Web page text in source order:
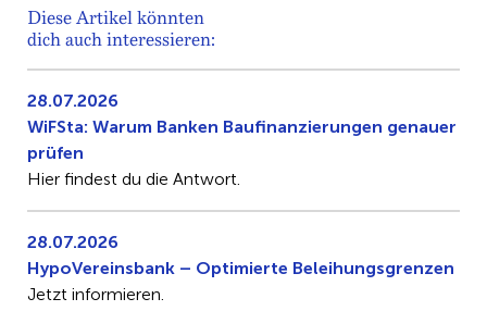
Diese Artikel könnten
dich auch interessieren:
28.07.2026
WiFSta: Warum Banken Baufinanzierungen genauer
prüfen
Hier findest du die Antwort.
28.07.2026
HypoVereinsbank – Optimierte Beleihungsgrenzen
Jetzt informieren.